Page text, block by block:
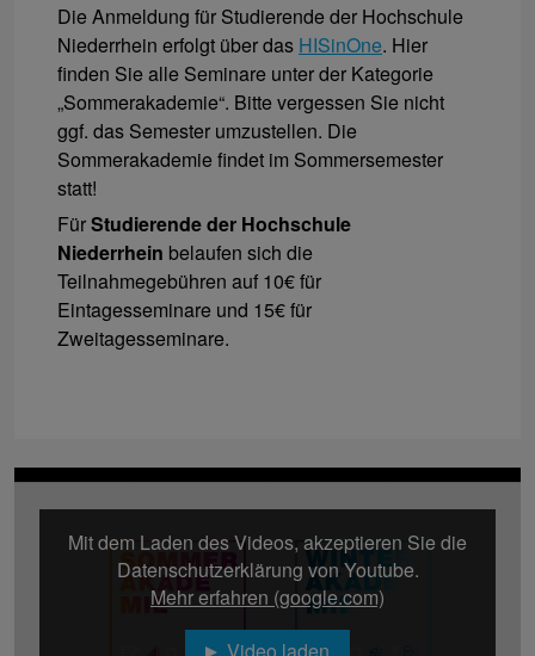
Die Anmeldung für Studierende der Hochschule
Niederrhein erfolgt über das HISinOne. Hier
finden Sie alle Seminare unter der Kategorie
„Sommerakademie“. Bitte vergessen Sie nicht
ggf. das Semester umzustellen. Die
Sommerakademie findet im Sommersemester
statt!
FürStudierendeder Hochschule
Niederrhein belaufen sich die
Teilnahmegebühren auf 10€ für
Eintagesseminare und 15€ für
Zweitagesseminare.
Mit dem Laden des Videos, akzeptieren Sie die
Datenschutzerklärung von Youtube.
Mehr erfahren (google.com)
Video laden